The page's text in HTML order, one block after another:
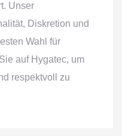
Unser
Diskretion und
Wahl für
auf Hygatec, um
respektvoll zu